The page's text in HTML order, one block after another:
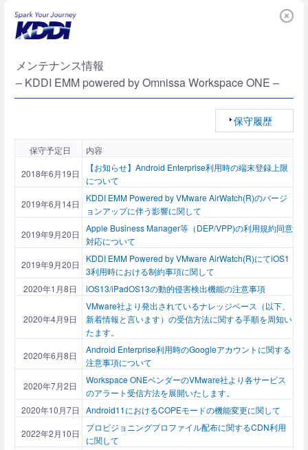
メンテナンス情報
– KDDI EMM powered by Omnissa Workspace ONE –
保守履歴
保守予定日
内容
2018年6月19日
【お知らせ】Android Enterprise利用時の端末登録上限
について
2019年6月14日
KDDI EMM Powered by VMware AirWatch(R)のバージ
ョンアップに伴う影響に関して
2019年9月20日
Apple Business Manager等（DEP/VPP)の利用規約同意
対応について
2019年9月20日
KDDI EMM Powered by VMware AirWatch(R)にてiOS1
3利用時における制約事項に関して
2020年1月8日
iOS13/iPadOS13の動的侵害検出機能の注意事項
2020年4月9日
VMware社より発出されているナレッジベース（以下、
新着情報と言います）の受信方法に関する手順を周知い
たます。
2020年6月8日
Android Enterprise利用時のGoogleアカウントに関する
注意事項について
2020年7月2日
Workspace ONEベンダーのVMware社より各サービス
のアラート受信方法を展開いたします。
2020年10月7日
Android11におけるCOPEモードの機能変更に関して
2022年2月10日
プロビジョニングプロファイル配布に関するCDN利用
に関して